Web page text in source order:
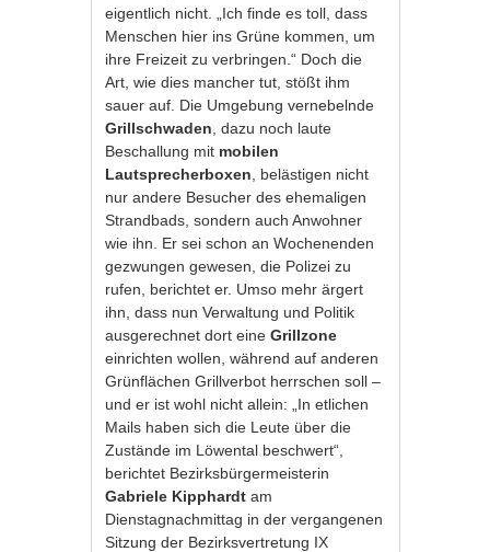
eigentlich nicht. „Ich finde es toll, dass
Menschen hier ins Grüne kommen, um
ihre Freizeit zu verbringen.“ Doch die
Art, wie dies mancher tut, stößt ihm
sauer auf. Die Umgebung vernebelnde
Grillschwaden , dazu noch laute
Beschallung mit mobilen
Lautsprecherboxen , belästigen nicht
nur andere Besucher des ehemaligen
Strandbads, sondern auch Anwohner
wie ihn. Er sei schon an Wochenenden
gezwungen gewesen, die Polizei zu
rufen, berichtet er. Umso mehr ärgert
ihn, dass nun Verwaltung und Politik
ausgerechnet dort eineGrillzone
einrichten wollen, während auf anderen
Grünflächen Grillverbot herrschen soll –
und er ist wohl nicht allein: „In etlichen
Mails haben sich die Leute über die
Zustände im Löwental beschwert“,
berichtet Bezirksbürgermeisterin
Gabriele Kipphardt am
Dienstagnachmittag in der vergangenen
Sitzung der Bezirksvertretung IX